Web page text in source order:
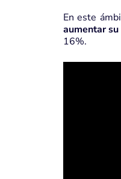
En este
aumentar
16%.